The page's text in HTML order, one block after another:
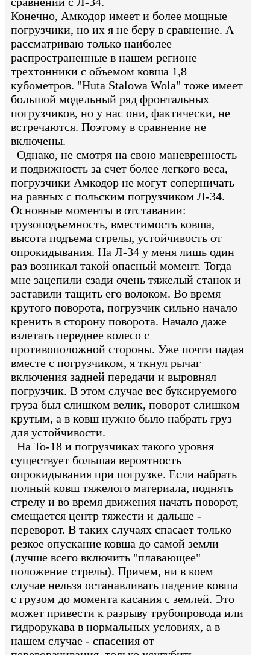
Конечно, Амкодор имеет и более мощные
погрузчики, но их я не беру в сравнение. А
рассматриваю только наиболее
распространенные в нашем регионе
трехтонники с объемом ковша 1,8
кубометров. "Huta Stalowa Wola" тоже имеет
большой модельный ряд фронтальных
погрузчиков, но у нас они, фактически, не
встречаются. Поэтому в сравнение не
включены.
Однако, не смотря на свою маневренность
и подвижность за счет более легкого веса,
погрузчики Амкодор не могут соперничать
на равных с польским погрузчиком Л-34.
Основные моменты в отставании:
грузоподъемность, вместимость ковша,
высота подъема стрелы, устойчивость от
опрокидывания. На Л-34 у меня лишь один
раз возникал такой опасный момент. Тогда
мне зацепили сзади очень тяжелый станок и
заставили тащить его волоком. Во время
крутого поворота, погрузчик сильно начало
кренить в сторону поворота. Начало даже
взлетать переднее колесо с
противоположной стороны. Уже почти падая
вместе с погрузчиком, я ткнул рычаг
включения задней передачи и выровнял
погрузчик. В этом случае вес буксируемого
груза был слишком велик, поворот слишком
крутым, а в ковш нужно было набрать груз
для устойчивости.
На То-18 и погрузчиках такого уровня
существует большая вероятность
опрокидывания при погрузке. Если набрать
полный ковш тяжелого материала, поднять
стрелу и во время движения начать поворот,
смещается центр тяжести и дальше -
переворот. В таких случаях спасает только
резкое опускание ковша до самой земли
(лучше всего включить "плавающее"
положение стрелы). Причем, ни в коем
случае нельзя останавливать падение ковша
с грузом до момента касания с землей. Это
может привести к разрыву трубопровода или
гидрорукава в нормальных условиях, а в
нашем случае - спасения от